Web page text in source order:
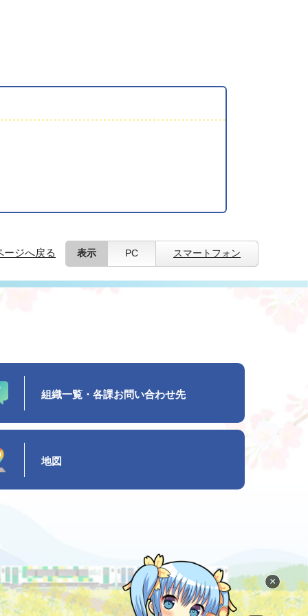
ージへ戻る 表示 PC スマートフォン
×
組織一覧・各課お問い合わせ先
地図